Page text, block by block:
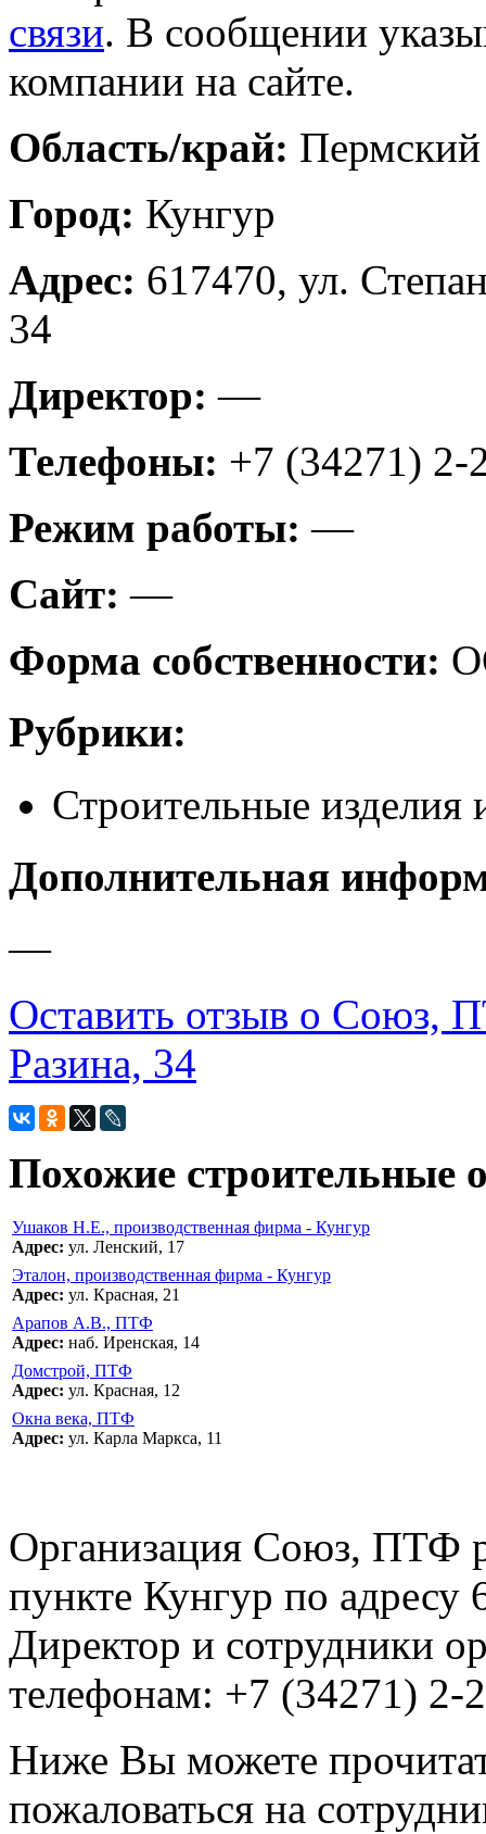
связи. В сообщении
компании на сайте.
Область/край:
Город: Кунгур
Адрес: 617470, ул.
34
Директор:—
Телефоны: +7 (34271) 2-
Режим работы:—
Сайт:—
Форма собственности:
Рубрики:
Строительные изделия
Дополнительная
—
Оставить отзыв о Союз,
Разина, 34
Похожие строительные
Ушаков Н.Е., производственная фирма - Кунгур
Адрес: ул. Ленский, 17
Эталон, производственная фирма - Кунгур
Адрес: ул. Красная, 21
Арапов А.В., ПТФ
Адрес: наб. Иренская, 14
Домстрой, ПТФ
Адрес: ул. Красная, 12
Окна века, ПТФ
Адрес: ул. Карла Маркса, 11
Организация Союз, ПТФ
пункте Кунгур по адресу
Директор и сотрудники
телефонам: +7 (34271) 2-
Ниже Вы можете
пожаловаться на